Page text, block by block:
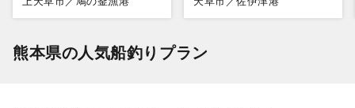
熊本県の人気船釣りプラン